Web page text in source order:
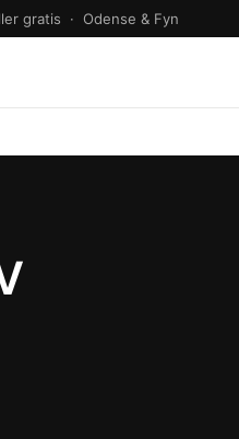
gratis · Odense & Fyn